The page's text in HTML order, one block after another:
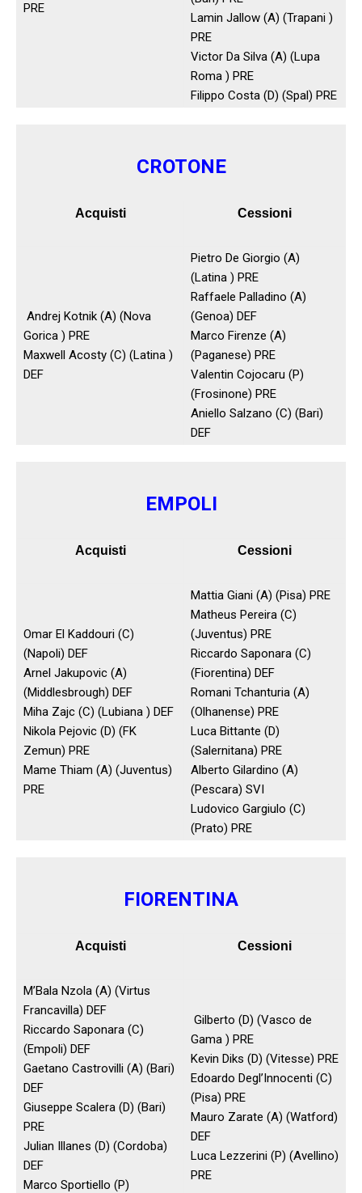
PRE
Lamin Jallow (A) (Trapani )
PRE
Victor Da Silva (A) (Lupa
Roma ) PRE
Filippo Costa (D) (Spal) PRE
CROTONE
Acquisti Cessioni
Andrej Kotnik (A) (Nova
Gorica ) PRE
Maxwell Acosty (C) (Latina )
DEF
Pietro De Giorgio (A)
(Latina ) PRE
Raffaele Palladino (A)
(Genoa) DEF
Marco Firenze (A)
(Paganese) PRE
Valentin Cojocaru (P)
(Frosinone) PRE
Aniello Salzano (C) (Bari)
DEF
EMPOLI
Acquisti Cessioni
Omar El Kaddouri (C)
(Napoli) DEF
Arnel Jakupovic (A)
(Middlesbrough) DEF
Miha Zajc (C) (Lubiana ) DEF
Nikola Pejovic (D) (FK
Zemun) PRE
Mame Thiam (A) (Juventus)
PRE
Mattia Giani (A) (Pisa) PRE
Matheus Pereira (C)
(Juventus) PRE
Riccardo Saponara (C)
(Fiorentina) DEF
Romani Tchanturia (A)
(Olhanense) PRE
Luca Bittante (D)
(Salernitana) PRE
Alberto Gilardino (A)
(Pescara) SVI
Ludovico Gargiulo (C)
(Prato) PRE
FIORENTINA
Acquisti Cessioni
M’Bala Nzola (A) (Virtus
Francavilla) DEF
Riccardo Saponara (C)
(Empoli) DEF
Gaetano Castrovilli (A) (Bari)
DEF
Giuseppe Scalera (D) (Bari)
PRE
Julian Illanes (D) (Cordoba)
DEF
Marco Sportiello (P)
Gilberto (D) (Vasco de
Gama ) PRE
Kevin Diks (D) (Vitesse) PRE
Edoardo Degl’Innocenti (C)
(Pisa) PRE
Mauro Zarate (A) (Watford)
DEF
Luca Lezzerini (P) (Avellino)
PRE